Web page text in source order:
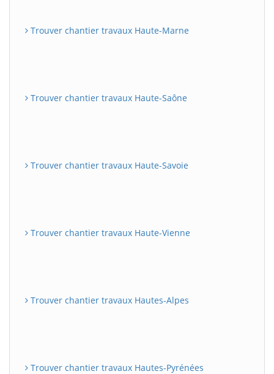
Trouver chantier travaux Haute-Marne
Trouver chantier travaux Haute-Saône
Trouver chantier travaux Haute-Savoie
Trouver chantier travaux Haute-Vienne
Trouver chantier travaux Hautes-Alpes
Trouver chantier travaux Hautes-Pyrénées